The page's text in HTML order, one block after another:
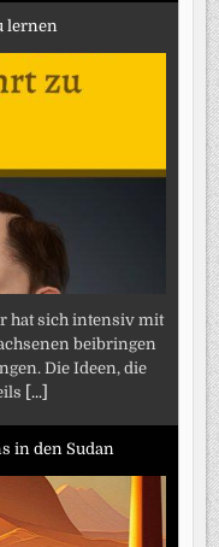
lernen
hat sich intensiv mit
beibringen
Die Ideen, die
[...]
in den Sudan